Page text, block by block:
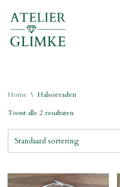
Ga
naar
Home \ Halssieraden
Toont alle 2 resultaten